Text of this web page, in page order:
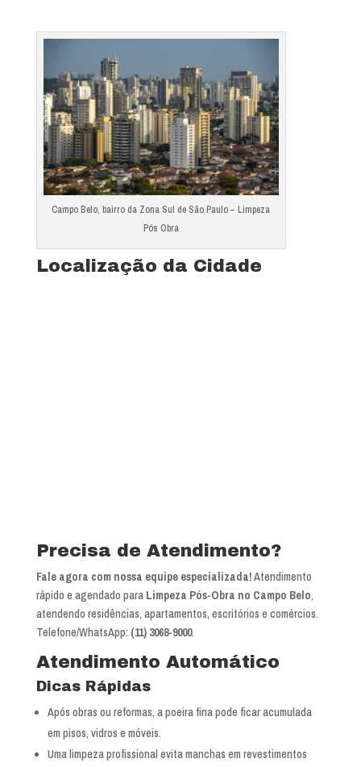
Campo Belo, bairro da Zona Sul de São Paulo – Limpeza
Pós Obra
Localização da Cidade
Precisa de Atendimento?
Fale agora com nossa equipe especializada!Atendimento
rápido e agendado para Limpeza Pós-Obra no Campo Belo,
atendendo residências, apartamentos, escritórios e comércios.
Telefone/WhatsApp: (11) 3068-9000.
Atendimento Automático
Dicas Rápidas
Após obras ou reformas, a poeira fina pode ficar acumulada
em pisos, vidros e móveis.
Uma limpeza profissional evita manchas em revestimentos